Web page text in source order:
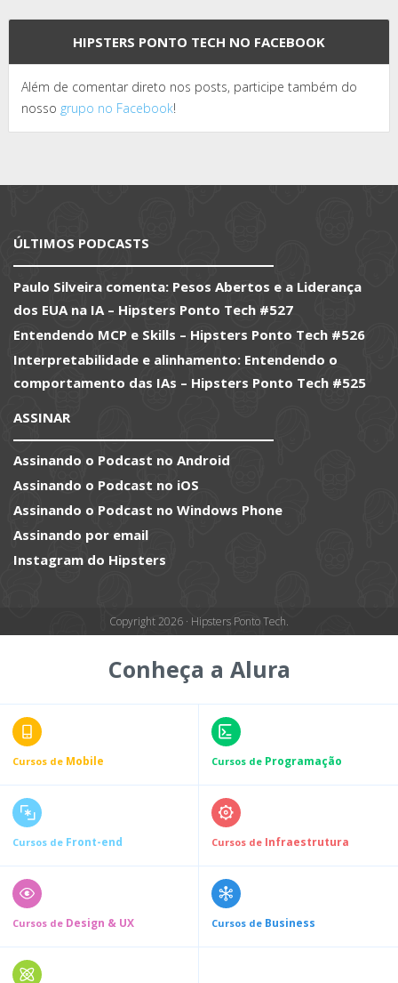
HIPSTERS PONTO TECH NO FACEBOOK
Além de comentar direto nos posts, participe também do
nosso grupo no Facebook!
ÚLTIMOS PODCASTS
Paulo Silveira comenta: Pesos Abertos e a Liderança
dos EUA na IA – Hipsters Ponto Tech #527
Entendendo MCP e Skills – Hipsters Ponto Tech #526
Interpretabilidade e alinhamento: Entendendo o
comportamento das IAs – Hipsters Ponto Tech #525
ASSINAR
Assinando o Podcast no Android
Assinando o Podcast no iOS
Assinando o Podcast no Windows Phone
Assinando por email
Instagram do Hipsters
Copyright 2026 · Hipsters Ponto Tech.
Conheça a Alura
Cursos de Mobile Cursos de Programação
Cursos de Front-end Cursos de Infraestrutura
Cursos de Design & UX Cursos de Business